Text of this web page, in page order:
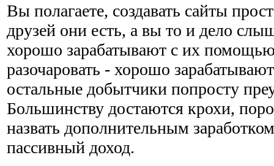
Вы полагаете, создавать сайты
друзей они есть, а вы то и дело
хорошо зарабатывают с их
разочаровать - хорошо
остальные добытчики попросту
Большинству достаются крохи,
назвать дополнительным
пассивный доход.